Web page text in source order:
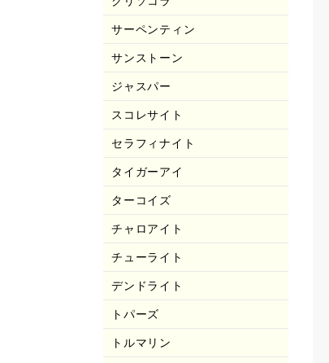
サーペンティン
サンストーン
ジャスパー
スコレサイト
セラフィナイト
タイガーアイ
ターコイズ
チャロアイト
チューライト
デンドライト
トパーズ
トルマリン